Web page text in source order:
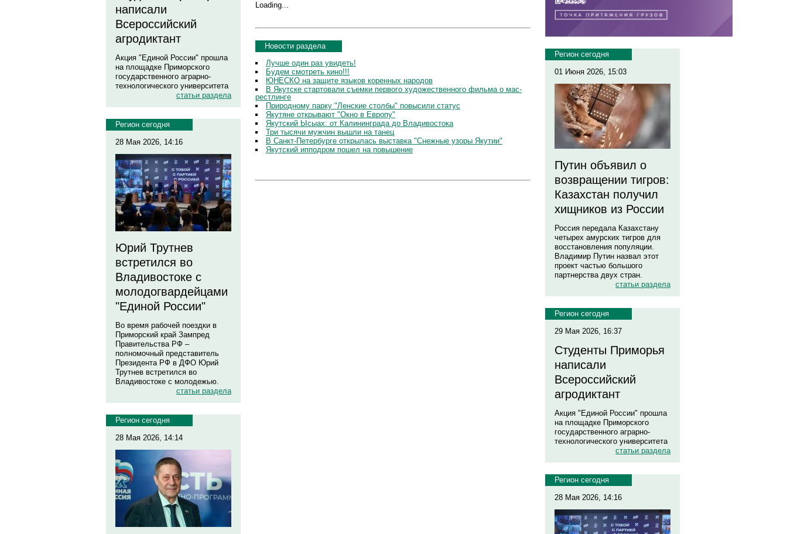
написали
Всероссийский
агродиктант
Акция "Единой России" прошла
на площадке Приморского
государственного аграрно-
технологического университета
статьи раздела
Регион сегодня
28 Мая 2026, 14:16
Юрий Трутнев
встретился во
Владивостоке с
молодогвардейцами
"Единой России"
Во время рабочей поездки в
Приморский край Зампред
Правительства РФ –
полномочный представитель
Президента РФ в ДФО Юрий
Трутнев встретился во
Владивостоке с молодежью.
статьи раздела
Регион сегодня
28 Мая 2026, 14:14
Loading...
Новости раздела
Лучше один раз увидеть!
Будем смотреть кино!!!
ЮНЕСКО на защите языков коренных народов
В Якутске стартовали съемки первого художественного фильма о мас-
рестлинге
Природному парку "Ленские столбы" повысили статус
Якутяне открывают "Окно в Европу"
Якутский Ысыах: от Калининграда до Владивостока
Три тысячи мужчин вышли на танец
В Санкт-Петербурге открылась выставка "Снежные узоры Якутии"
Якутский ипподром пошел на повышение
Регион сегодня
01 Июня 2026, 15:03
Путин объявил о
возвращении тигров:
Казахстан получил
хищников из России
Россия передала Казахстану
четырех амурских тигров для
восстановления популяции.
Владимир Путин назвал этот
проект частью большого
партнерства двух стран.
статьи раздела
Регион сегодня
29 Мая 2026, 16:37
Студенты Приморья
написали
Всероссийский
агродиктант
Акция "Единой России" прошла
на площадке Приморского
государственного аграрно-
технологического университета
статьи раздела
Регион сегодня
28 Мая 2026, 14:16